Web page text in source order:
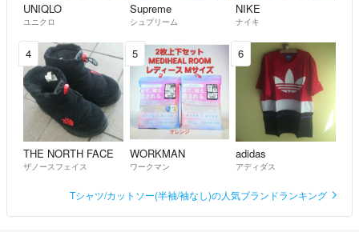
UNIQLO
ユニクロ
Supreme
シュプリーム
NIKE
ナイキ
4
THE NORTH FACE
ザノースフェイス
5
WORKMAN
ワークマン
6
adidas
アディダス
Tシャツ/カットソー(半袖/袖なし)の人気ブランドランキング